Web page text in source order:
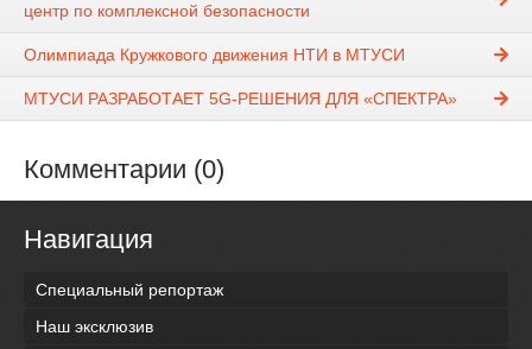
центр по комплексной безопасности
Олимпиада Кружкового движения НТИ в МТУСИ
МТУСИ РАЗРАБОТАЕТ 5G-РЕШЕНИЯ ДЛЯ «СПЕКТРА»
Комментарии (0)
Навигация
Специальный репортаж
Наш эксклюзив